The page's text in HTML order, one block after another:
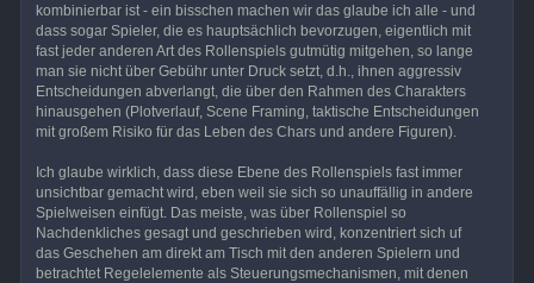
kombinierbar ist - ein bisschen machen wir das glaube ich alle - und
dass sogar Spieler, die es hauptsächlich bevorzugen, eigentlich mit
fast jeder anderen Art des Rollenspiels gutmütig mitgehen, so lange
man sie nicht über Gebühr unter Druck setzt, d.h., ihnen aggressiv
Entscheidungen abverlangt, die über den Rahmen des Charakters
hinausgehen (Plotverlauf, Scene Framing, taktische Entscheidungen
mit großem Risiko für das Leben des Chars und andere Figuren).
Ich glaube wirklich, dass diese Ebene des Rollenspiels fast immer
unsichtbar gemacht wird, eben weil sie sich so unauffällig in andere
Spielweisen einfügt. Das meiste, was über Rollenspiel so
Nachdenkliches gesagt und geschrieben wird, konzentriert sich uf
das Geschehen am direkt am Tisch mit den anderen Spielern und
betrachtet Regelelemente als Steuerungsmechanismen, mit denen